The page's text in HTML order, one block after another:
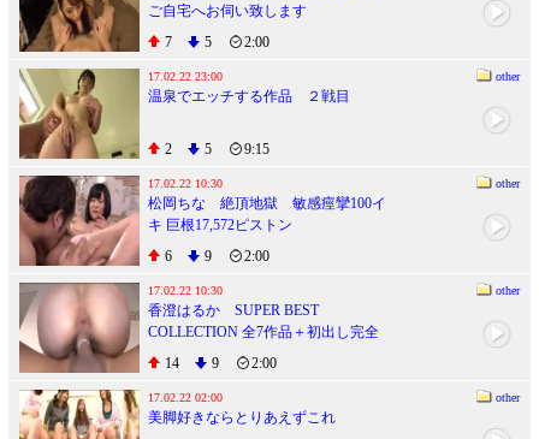
ご自宅へお伺い致します
7
5 2:00
17.02.22 23:00 other
温泉でエッチする作品 ２戦目
2 5 9:15
17.02.22 10:30 other
松岡ちな 絶頂地獄 敏感痙攣100イ
キ 巨根17,572ピストン
6
9 2:00
17.02.22 10:30 other
香澄はるか SUPER BEST
COLLECTION 全7作品＋初出し完全
未公開デビュー前のハメ撮り流出映
像収録！
14 9 2:00
17.02.22 02:00 other
美脚好きならとりあえずこれ